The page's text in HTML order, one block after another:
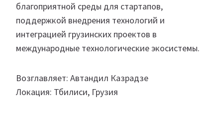
благоприятной среды для стартапов,
поддержкой внедрения технологий и
интеграцией грузинских проектов в
международные технологические экосистемы.
Возглавляет: Автандил Казрадзе
Локация: Тбилиси, Грузия